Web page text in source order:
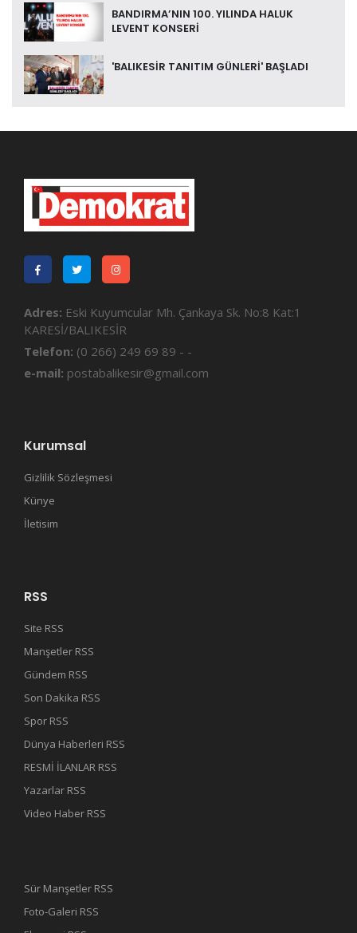
BANDIRMA’NIN 100. YILINDA HALUK
LEVENT KONSERİ
'BALIKESİR TANITIM GÜNLERİ' BAŞLADI
Adres: Eski Kuyumcular Mh. Çankaya Sk. No:8 Kat:1
KARESİ/BALIKESİR
Telefon: (0 266) 249 69 89 - -
e-mail: postabalikesir@gmail.com
Kurumsal
Gizlilik Sözleşmesi
Künye
İletisim
RSS
Site RSS
Manşetler RSS
Gündem RSS
Son Dakika RSS
Spor RSS
Dünya Haberleri RSS
RESMİ İLANLAR RSS
Yazarlar RSS
Video Haber RSS
Sür Manşetler RSS
Foto-Galeri RSS